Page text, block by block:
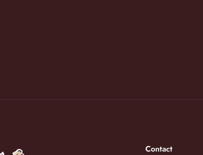
Contact